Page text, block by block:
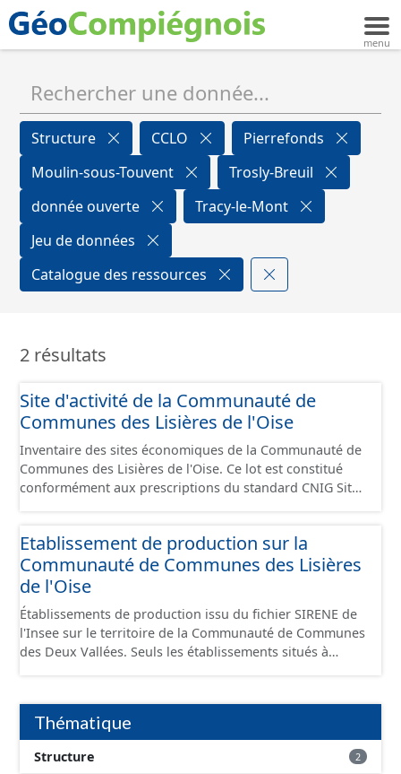
Structure CCLO
Pierrefonds
Moulin-sous-Touvent
Trosly-Breuil
donnée ouverte
Tracy-le-Mont
Jeu de données
Catalogue des ressources
2 résultats
Site d'activité de la Communauté de
Communes des Lisières de l'Oise
Inventaire des sites économiques de la Communauté de
Communes des Lisières de l'Oise. Ce lot est constitué
conformément aux prescriptions du standard CNIG Sites
Etablissement de production sur la
Communauté de Communes des Lisières
de l'Oise
Établissements de production issu du fichier SIRENE de
l'Insee sur le territoire de la Communauté de Communes
des Deux Vallées. Seuls les établissements situés à
conformément aux prescriptions du standard CNIG Sites
Économiques. Ce lot ne contient pas la référence aux
terrains à vocation économique à ce jour. Il est filtré au-
delà des prescriptions du CNIG se limitant aux SCI.
Thématique
Structure 2